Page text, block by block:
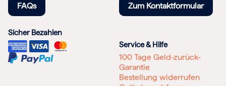
FAQs Zum Kontaktformular
Sicher Bezahlen
Service & Hilfe
100 Tage Geld-zurück-
Garantie
Bestellung widerrufen